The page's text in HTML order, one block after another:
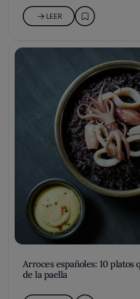
LEER
Arroces españoles: 10 platos
de la paella